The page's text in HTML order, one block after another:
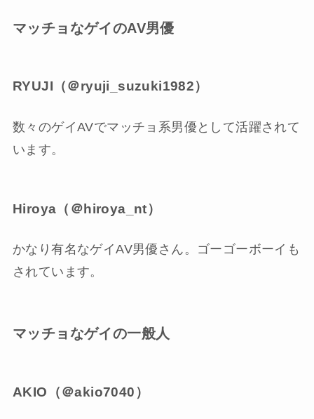
マッチョなゲイのAV男優
RYUJI（＠ryuji_suzuki1982）
数々のゲイAVでマッチョ系男優として活躍されて
います。
Hiroya（＠hiroya_nt）
かなり有名なゲイAV男優さん。ゴーゴーボーイも
されています。
マッチョなゲイの一般人
AKIO（＠akio7040）